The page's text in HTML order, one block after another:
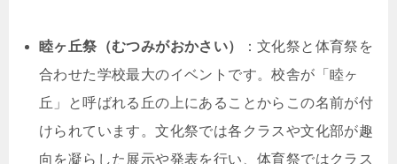
睦ヶ丘祭（むつみがおかさい）
：文化祭と体育祭を
合わせた学校最大のイベントです。校舎が「睦ヶ
丘」と呼ばれる丘の上にあることからこの名前が付
けられています。文化祭では各クラスや文化部が趣
向を凝らした展示や発表を行い、体育祭ではクラス